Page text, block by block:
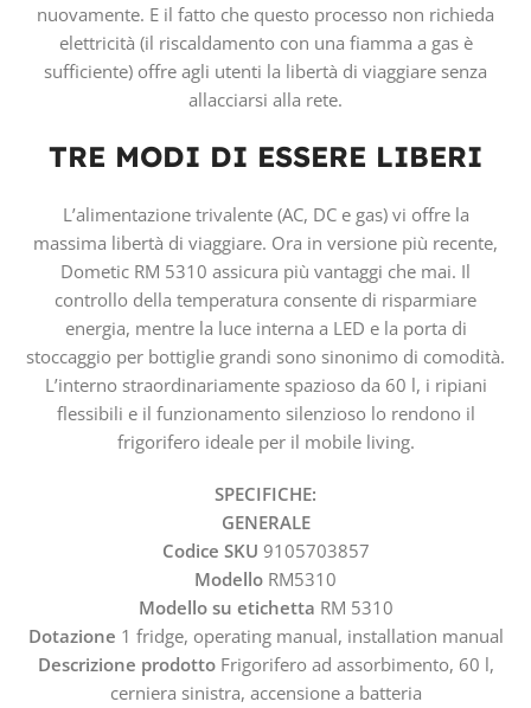
nuovamente. E il fatto che questo processo non richieda
elettricità (il riscaldamento con una fiamma a gas è
sufficiente) offre agli utenti la libertà di viaggiare senza
allacciarsi alla rete.
TRE MODI DI ESSERE LIBERI
L’alimentazione trivalente (AC, DC e gas) vi offre la
massima libertà di viaggiare. Ora in versione più recente,
Dometic RM 5310 assicura più vantaggi che mai. Il
controllo della temperatura consente di risparmiare
energia, mentre la luce interna a LED e la porta di
stoccaggio per bottiglie grandi sono sinonimo di comodità.
L’interno straordinariamente spazioso da 60 l, i ripiani
flessibili e il funzionamento silenzioso lo rendono il
frigorifero ideale per il mobile living.
SPECIFICHE:
GENERALE
Codice SKU 9105703857
Modello RM5310
Modello su etichetta RM 5310
Dotazione 1 fridge, operating manual, installation manual
Descrizione prodottoFrigorifero ad assorbimento, 60 l,
cerniera sinistra, accensione a batteria